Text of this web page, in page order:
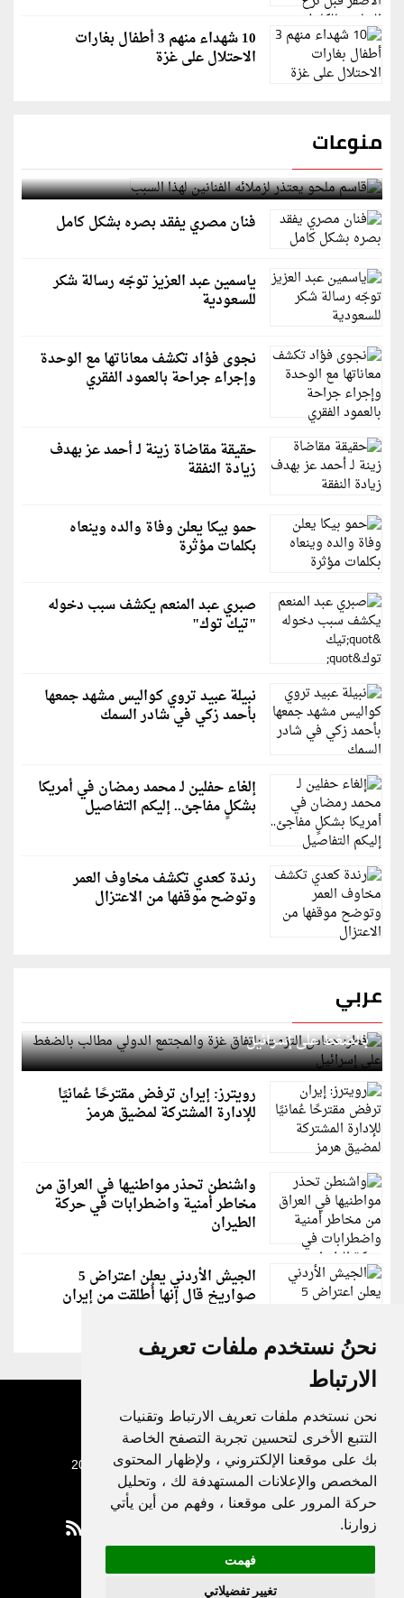
نحنُ نستخدم ملفات تعريف
الارتباط
نحن نستخدم ملفات تعريف الارتباط وتقنيات
التتبع الأخرى لتحسين تجربة التصفح الخاصة
بك على موقعنا الإلكتروني ، ولإظهار المحتوى
المخصص والإعلانات المستهدفة لك ، وتحليل
حركة المرور على موقعنا ، وفهم من أين يأتي
زوارنا.
فهمت
تغيير تفضيلاتي
10 شهداء منهم 3 أطفال بغارات
الاحتلال على غزة
منوعات
قاسم ملحو يعتذر لزملائه الفنانين لهذا السبب
فنان مصري يفقد بصره بشكل كامل
ياسمين عبد العزيز توجّه رسالة شكر
للسعودية
نجوى فؤاد تكشف معاناتها مع الوحدة
وإجراء جراحة بالعمود الفقري
حقيقة مقاضاة زينة لـ أحمد عز بهدف
زيادة النفقة
حمو بيكا يعلن وفاة والده وينعاه
بكلمات مؤثرة
صبري عبد المنعم يكشف سبب دخوله
"تيك توك"
نبيلة عبيد تروي كواليس مشهد جمعها
بأحمد زكي في شادر السمك
إلغاء حفلين لـ محمد رمضان في أمريكا
بشكلٍ مفاجئ.. إليكم التفاصيل
رندة كعدي تكشف مخاوف العمر
وتوضح موقفها من الاعتزال
عربي
قطر: حماس التزمت باتفاق غزة والمجتمع الدولي مطالب
بالضغط على إسرائيل
رويترز: إيران ترفض مقترحًا عُمانيًا
للإدارة المشتركة لمضيق هرمز
واشنطن تحذر مواطنيها في العراق من
مخاطر أمنية واضطرابات في حركة
الطيران
الجيش الأردني يعلن اعتراض 5
صواريخ قال إنها أُطلقت من إيران
جميع الحقوق محفوظة لدنيا الوطن © 2003 - 2022
Privacy Policy